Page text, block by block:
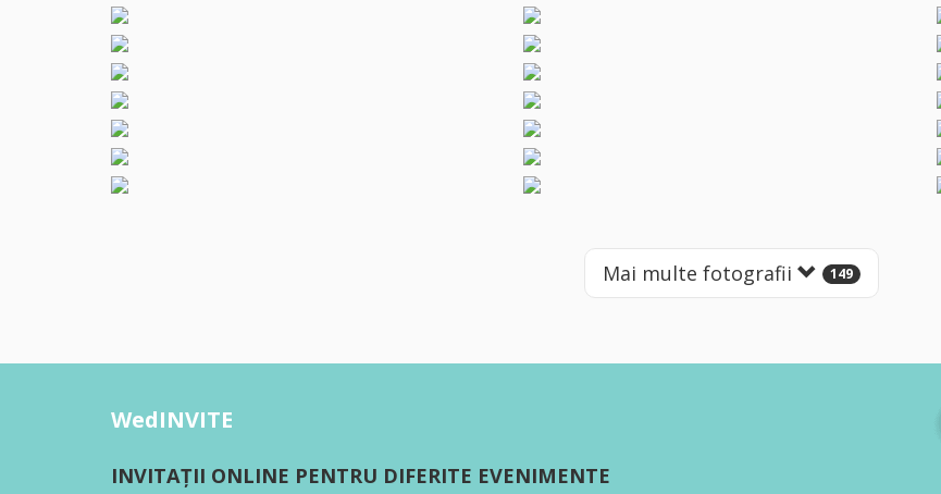
Mai multe fotografii 149
WedINVITE
INVITAȚII ONLINE PENTRU DIFERITE EVENIMENTE